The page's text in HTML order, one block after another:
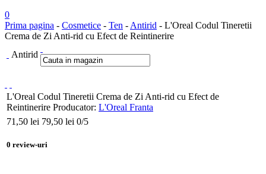
0
Prima pagina - Cosmetice - Ten - Antirid - L'Oreal Codul Tineretii
Crema de Zi Anti-rid cu Efect de Reintinerire
Antirid
L'Oreal Codul Tineretii Crema de Zi Anti-rid cu Efect de
Reintinerire Producator: L'Oreal Franta
71,50 lei 79,50 lei 0/5
0 review-uri